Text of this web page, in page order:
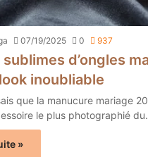
07/19/2025 0 937
d’ongles
inoubliable
que la manucure mariage
le plus photographié
»